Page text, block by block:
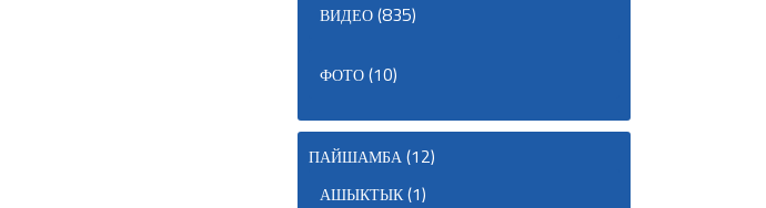
ВИДЕО(835)
ФОТО(10)
ПАЙШАМБА(12)
АШЫКТЫК(1)